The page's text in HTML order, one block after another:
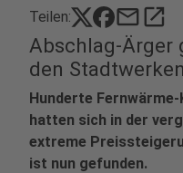
Teilen: mailopen_in_new
Abschlag-Ärger
den Stadtwerken
Hunderte
hatten sich in der
extreme
ist nun gefunden.